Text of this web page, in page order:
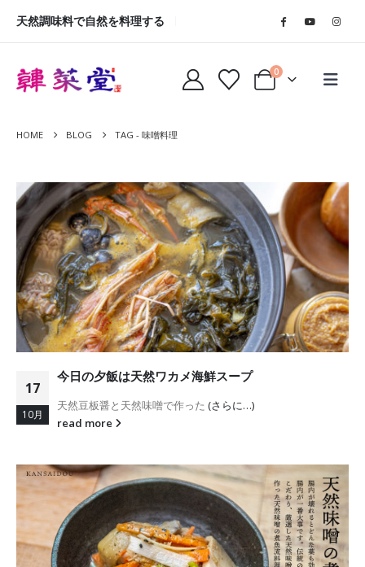
天然調味料で自然を料理する
0
HOME BLOG TAG - 味噌料理
17
10月
今日の夕飯は天然ワカメ海鮮スープ
天然豆板醤と天然味噌で作った (さらに…)
read more